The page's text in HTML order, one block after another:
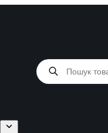
Products
search